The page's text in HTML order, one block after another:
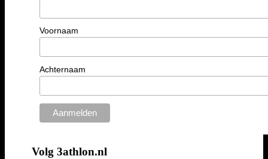
Voornaam
Achternaam
Volg 3athlon.nl